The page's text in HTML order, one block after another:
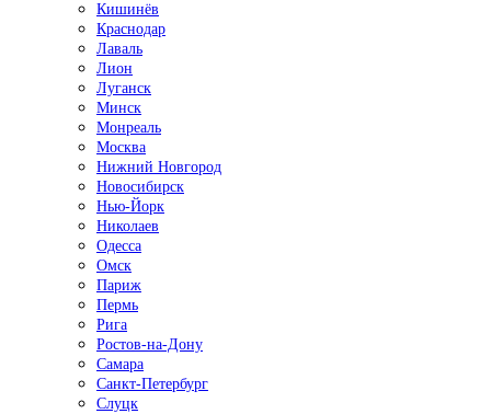
Кишинёв
Краснодар
Лаваль
Лион
Луганск
Минск
Монреаль
Москва
Нижний Новгород
Новосибирск
Нью-Йорк
Николаев
Одесса
Омск
Париж
Пермь
Рига
Ростов-на-Дону
Самара
Санкт-Петербург
Слуцк